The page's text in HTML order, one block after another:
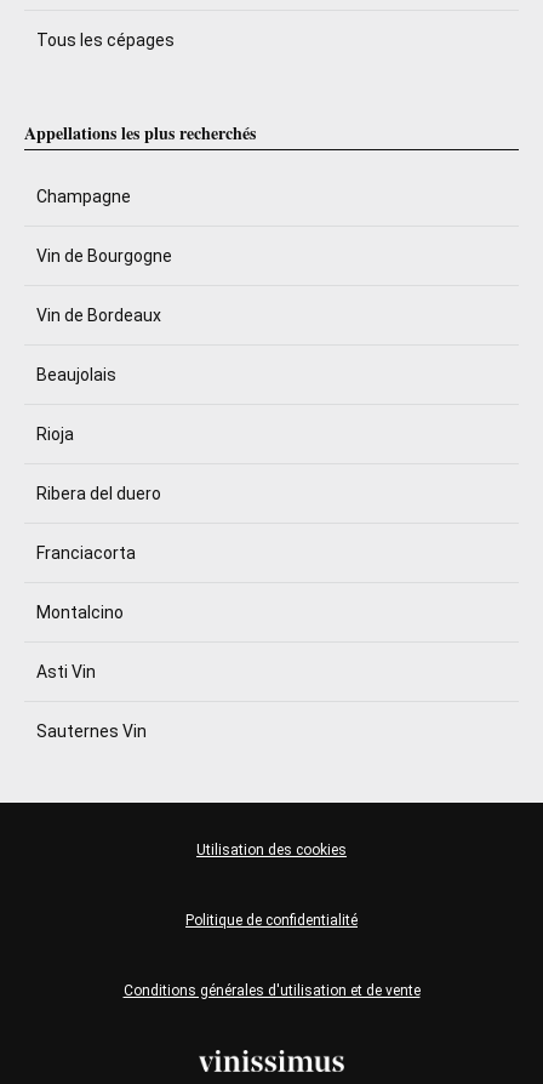
Tous les cépages
Appellations les plus recherchés
Champagne
Vin de Bourgogne
Vin de Bordeaux
Beaujolais
Rioja
Ribera del duero
Franciacorta
Montalcino
Asti Vin
Sauternes Vin
Conditions générales d'utilisation et de vente
Politique de confidentialité
Utilisation des cookies